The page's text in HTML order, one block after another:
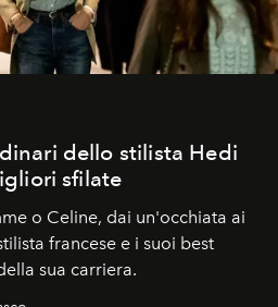
dello stilista Hedi
sfilate
o Celine, dai un'occhiata ai
francese e i suoi best
sua carriera.